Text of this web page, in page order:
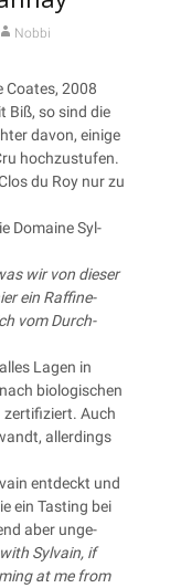
Nobbi
Coa­tes, 2008
Biß, so sind die
davon, eini­ge
hoch­zu­stu­fen.
du Roy nur zu
Domaine Syl­
wir von die­ser
ein Raf­fi­ne­
vom Durch­
Lagen in
bio­lo­gi­schen
Auch
aller­dings
ent­deckt und
ein Tasting bei
aber unge­
Syl­vain, if
at me from